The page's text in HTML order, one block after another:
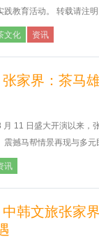
践教育活动。 转载请注
文化 资讯
张家界：茶马
月 11 日盛大开演以来，
震撼马帮情景再现与多元
讯
中韩文旅张家